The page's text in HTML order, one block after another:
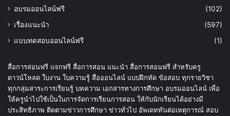
อบรมออนไลน์ฟรี
(102)
เรื่องแนะนำ
(597)
แบบทดสอบออนไลน์ฟรี
(1)
สื่อการสอนฟรี แจกฟรี สื่อการสอน แนะนำ สื่อการสอนฟรี สำหรับครู
ดาวน์โหลด ใบงาน ใบความรู้ สื่อออนไลน์ แบบฝึกหัด ข้อสอบ ทุกรายวิชา
ทุกกลุ่มสาระการเรียนรู้ บทความ เอกสารทางการศึกษา อบรมออนไลน์ เพื่อ
ให้ครูนำไปใช้เป็นในการจัดการเรียนการสอน ให้กับนักเรียนได้อย่างมี
ประสิทธิภาพ ติดตามข่าวการศึกษา ข่าวทั่วไป อัพเดททันต่อเหตุการณ์ สอบ